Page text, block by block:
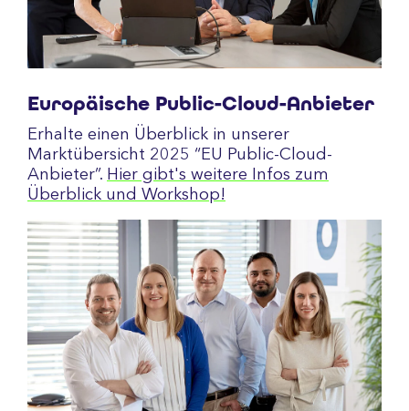
Europäische Public-Cloud-Anbieter
Erhalte einen Überblick in unserer
Marktübersicht 2025 “EU Public-Cloud-
Anbieter”. Hier gibt's weitere Infos zum
Überblick und Workshop!